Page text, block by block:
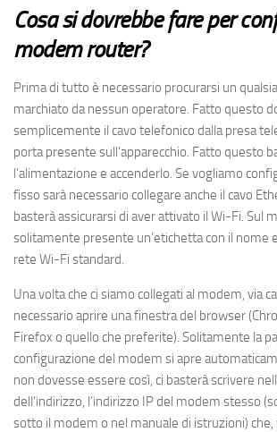
Cosa si dovrebbe fare per
modem router?
Prima di tutto è necessario procurarsi un
marchiato da nessun operatore. Fatto questo
semplicemente il cavo telefonico dalla presa
porta presente sull’apparecchio. Fatto questo
l’alimentazione e accenderlo. Se vogliamo
fisso sarà necessario collegare anche il cavo
basterà assicurarsi di aver attivato il Wi-Fi. Sul
solitamente presente un’etichetta con il nome
rete Wi-Fi standard.
Una volta che ci siamo collegati al modem, via
necessario aprire una finestra del browser
Firefox o quello che preferite). Solitamente la
configurazione del modem si apre
non dovesse essere così, ci basterà scrivere
dell’indirizzo, l’indirizzo IP del modem stesso
sotto il modem o nel manuale di istruzioni)